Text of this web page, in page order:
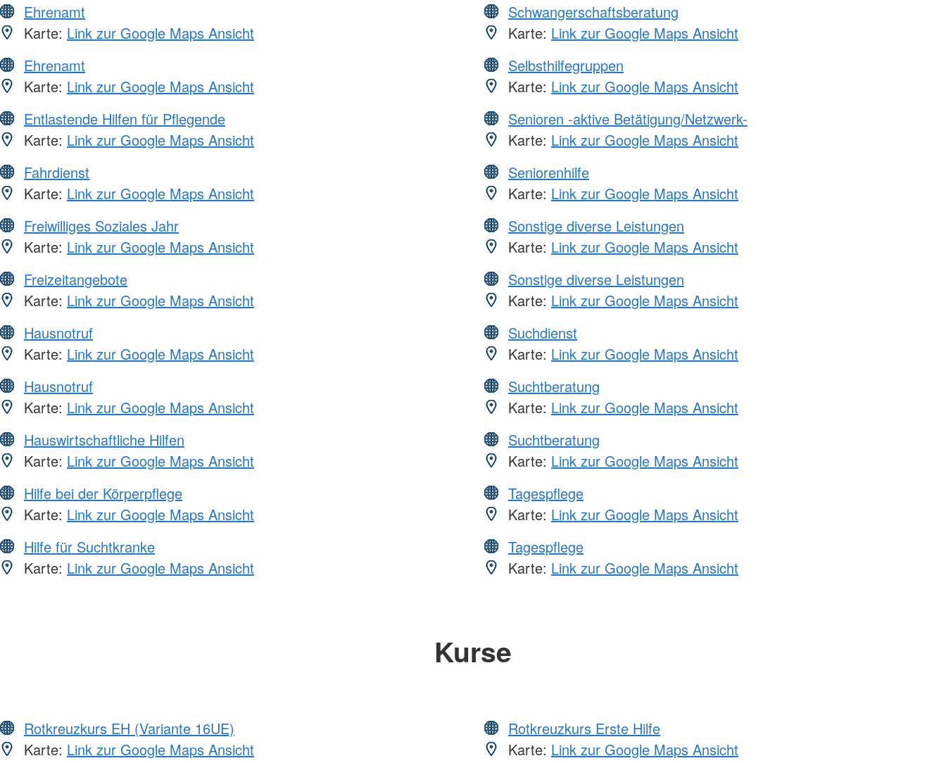
Ehrenamt
Karte: Link zur Google Maps Ansicht
Ehrenamt
Karte: Link zur Google Maps Ansicht
Entlastende Hilfen für Pflegende
Karte: Link zur Google Maps Ansicht
Fahrdienst
Karte: Link zur Google Maps Ansicht
Freiwilliges Soziales Jahr
Karte: Link zur Google Maps Ansicht
Freizeitangebote
Karte: Link zur Google Maps Ansicht
Hausnotruf
Karte: Link zur Google Maps Ansicht
Hausnotruf
Karte: Link zur Google Maps Ansicht
Hauswirtschaftliche Hilfen
Karte: Link zur Google Maps Ansicht
Hilfe bei der Körperpflege
Karte: Link zur Google Maps Ansicht
Hilfe für Suchtkranke
Karte: Link zur Google Maps Ansicht
Schwangerschaftsberatung
Karte: Link zur Google Maps Ansicht
Selbsthilfegruppen
Karte: Link zur Google Maps Ansicht
Senioren -aktive Betätigung/Netzwerk-
Karte: Link zur Google Maps Ansicht
Seniorenhilfe
Karte: Link zur Google Maps Ansicht
Sonstige diverse Leistungen
Karte: Link zur Google Maps Ansicht
Sonstige diverse Leistungen
Karte: Link zur Google Maps Ansicht
Suchdienst
Karte: Link zur Google Maps Ansicht
Suchtberatung
Karte: Link zur Google Maps Ansicht
Suchtberatung
Karte: Link zur Google Maps Ansicht
Tagespflege
Karte: Link zur Google Maps Ansicht
Tagespflege
Karte: Link zur Google Maps Ansicht
Kurse
Rotkreuzkurs EH (Variante 16UE)
Karte: Link zur Google Maps Ansicht
Rotkreuzkurs Erste Hilfe
Karte: Link zur Google Maps Ansicht